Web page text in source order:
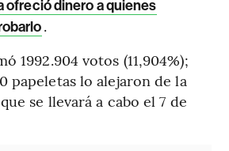
ofreció dinero a quienes
.
1992.904 votos (11,904%);
papeletas lo alejaron de la
se llevará a cabo el 7 de